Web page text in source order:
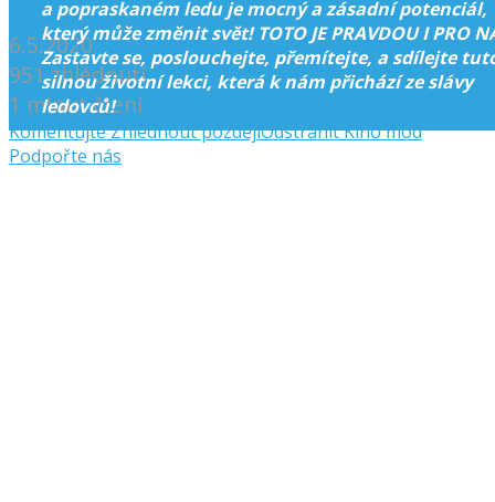
6.5.2020
951 zhlédnutí
1 minut čtení
KomentujteZhlédnout pozdějiOdstranitKino mód
Podpořte nás
a popraskaném ledu je mocný a zásadní potenciál,
který může změnit svět! TOTO JE PRAVDOU I PRO
Zastavte se, poslouchejte, přemítejte, a sdílejte
silnou životní lekci, která k nám přichází ze slávy
ledovců!